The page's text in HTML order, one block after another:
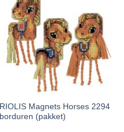
RIOLIS Magnets Horses 2294
borduren (pakket)